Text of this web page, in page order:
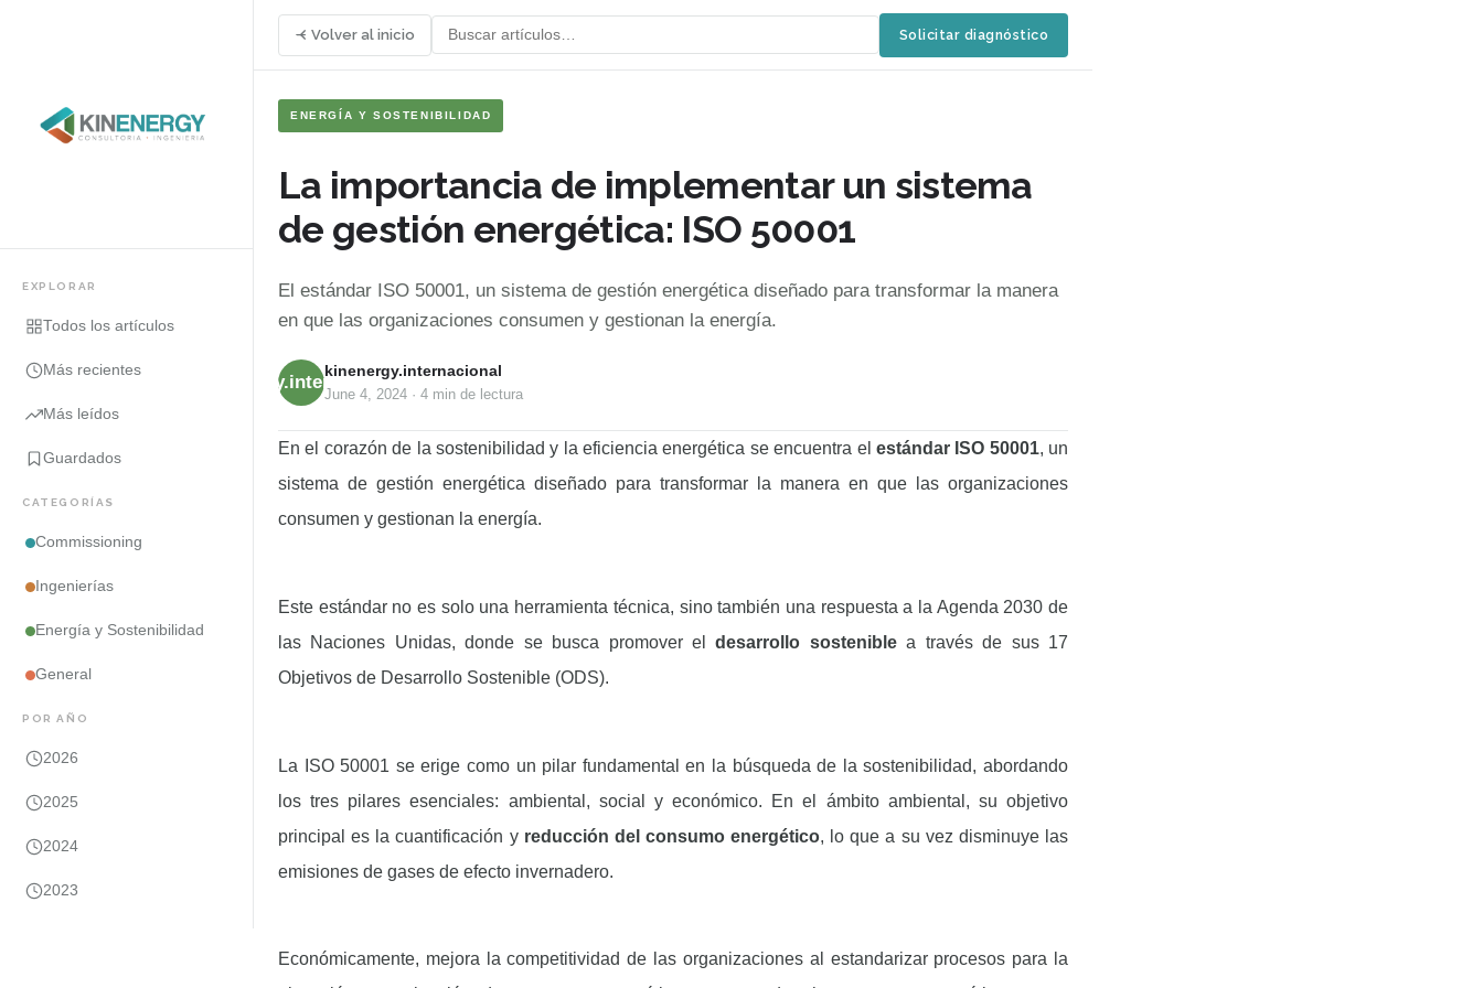
EXPLORAR
Todos los artículos
Más recientes
Más leídos
Guardados
CATEGORÍAS
Commissioning
Ingenierías
Energía y Sostenibilidad
General
POR AÑO
2026
2025
2024
2023
Volver al inicio Solicitar diagnóstico
ENERGÍA Y SOSTENIBILIDAD
La importancia de implementar un sistema
de gestión energética: ISO 50001
El estándar ISO 50001, un sistema de gestión energética diseñado para transformar la manera
en que las organizaciones consumen y gestionan la energía.
kinenergy.internacional
kinenergy.internacional
June 4, 2024 · 4 min de lectura
En el corazón de la sostenibilidad y la eficiencia energética se encuentra el estándar ISO 50001, un
sistema de gestión energética diseñado para transformar la manera en que las organizaciones
consumen y gestionan la energía.
Este estándar no es solo una herramienta técnica, sino también una respuesta a la Agenda 2030 de
las Naciones Unidas, donde se busca promover eldesarrollo sosteniblea través de sus 17
Objetivos de Desarrollo Sostenible (ODS).
La ISO 50001 se erige como un pilar fundamental en la búsqueda de la sostenibilidad, abordando
los tres pilares esenciales: ambiental, social y económico. En el ámbito ambiental, su objetivo
principal es la cuantificación y reducción del consumo energético, lo que a su vez disminuye las
emisiones de gases de efecto invernadero.
Económicamente, mejora la competitividad de las organizaciones al estandarizar procesos para la